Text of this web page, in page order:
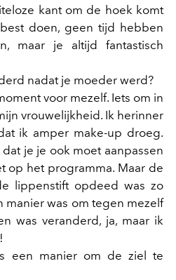
kant om de hoek komt
doen, geen tijd hebben
maar je altijd fantastisch
nadat je moeder werd?
voor mezelf. Iets om in
vrouwelijkheid. Ik herinner
ik amper make-up droeg.
je je ook moet aanpassen
op het programma. Maar de
lippenstift opdeed was zo
manier was om tegen mezelf
was veranderd, ja, maar ik
een manier om de ziel te